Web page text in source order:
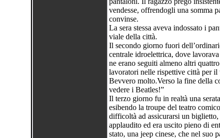
vendesse, offrendogli una somma
convinse.
La sera stessa aveva indossato i
viale della città.
Il secondo giorno fuori
centrale idroelettrica, dove
ne erano seguiti almeno altri
lavoratori nelle rispettive città per
Bevvero molto.Verso la fine della
vedere i Beatles!”
Il terzo giorno fu in realtà una
esibendo la troupe del teatro
difficoltà ad assicurarsi un
applaudito ed era uscito pieno di
stato, una jeep cinese, che nel suo